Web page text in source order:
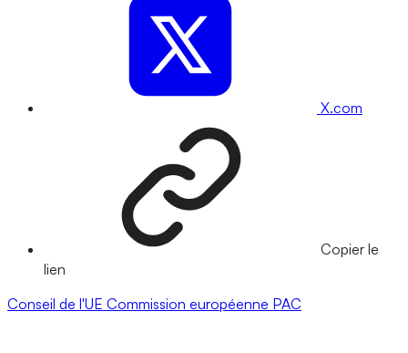
X.com
Copier le
lien
Conseil de l'UE Commission européenne PAC